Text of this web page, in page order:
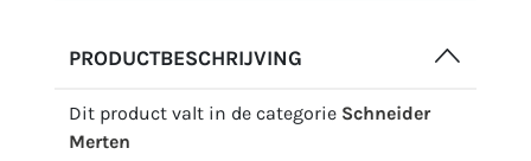
PRODUCTBESCHRIJVING
Dit product valt in de categorie Schneider
Merten